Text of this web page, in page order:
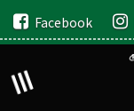
Facebook